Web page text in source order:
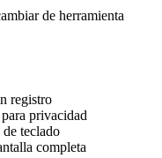
de herramienta
registro
privacidad
teclado
completa